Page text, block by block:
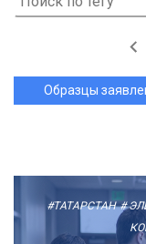
Образцы
#ТАТАРСТАН #